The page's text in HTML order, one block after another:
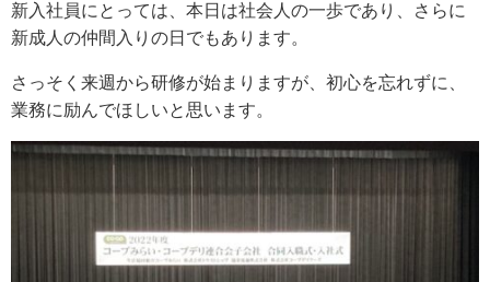
新入社員にとっては、本日は社会人の一歩であり、さらに
新成人の仲間入りの日でもあります。
さっそく来週から研修が始まりますが、初心を忘れずに、
業務に励んでほしいと思います。